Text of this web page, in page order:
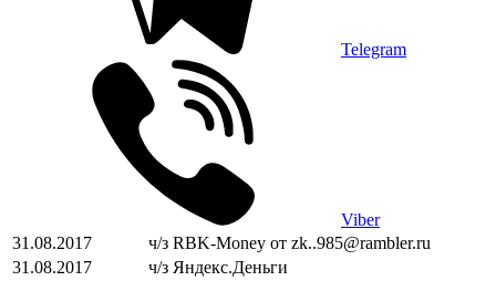
Telegram
Viber
31.08.2017
ч/з RBK-Money от zk..985@rambler.ru
31.08.2017
ч/з Яндекс.Деньги